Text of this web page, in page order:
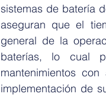
sistemas de batería
aseguran que el
general de la
baterías, lo cual
mantenimientos
implementación de